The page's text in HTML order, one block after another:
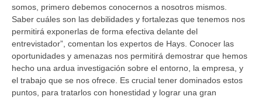
somos, primero debemos conocernos a nosotros mismos.
Saber cuáles son las debilidades y fortalezas que tenemos nos
permitirá exponerlas de forma efectiva delante del
entrevistador”, comentan los expertos de Hays. Conocer las
oportunidades y amenazas nos permitirá demostrar que hemos
hecho una ardua investigación sobre el entorno, la empresa, y
el trabajo que se nos ofrece. Es crucial tener dominados estos
puntos, para tratarlos con honestidad y lograr una gran